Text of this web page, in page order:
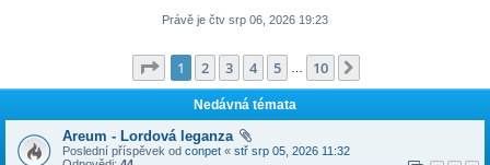
Právě je čtv srp 06, 2026 19:23
Stránka z 10
1 2 3 4 5 10
Nedávná témata
Areum - Lordová leganza
Poslední příspěvek od conpet « stř srp 05, 2026 11:32